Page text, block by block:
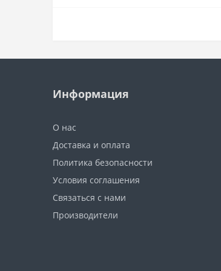
Информация
О нас
Доставка и оплата
Политика безопасности
Условия соглашения
Связаться с нами
Производители